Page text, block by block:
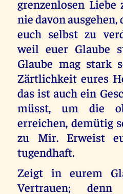
grenzenlosen
nie davon
euch selbst zu
weil euer Glaube
Glaube mag stark
Zärtlichkeit eures
das ist auch ein
müsst, um die
erreichen, demütig
zu Mir. Erweist
tugendhaft.
Zeigt in eurem
Vertrauen;